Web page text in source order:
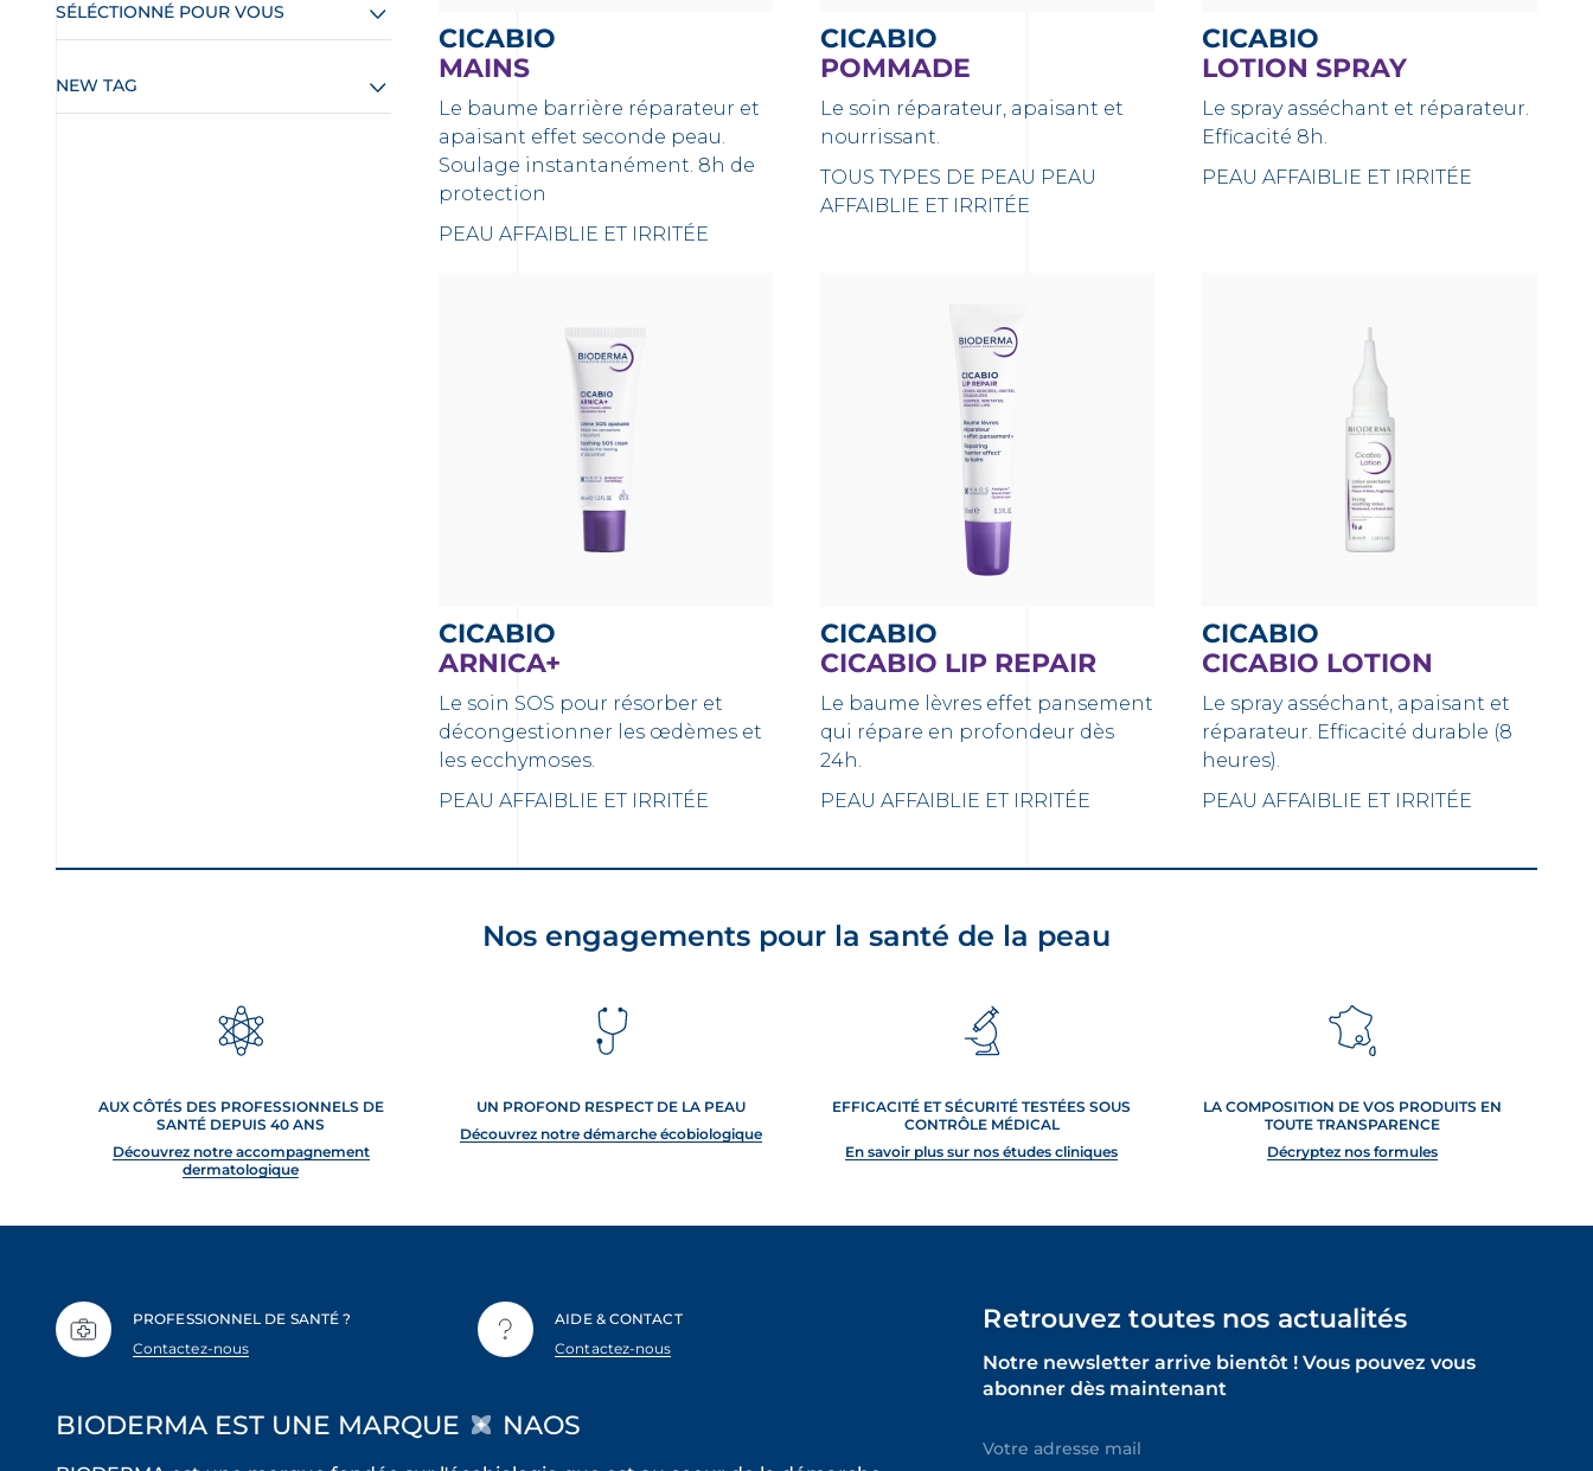
SÉLÉCTIONNÉ POUR VOUS
NEW TAG
CICABIO
MAINS
Le baume barrière réparateur et
apaisant effet seconde peau.
Soulage instantanément. 8h de
protection
PEAU AFFAIBLIE ET IRRITÉE
CICABIO
POMMADE
Le soin réparateur, apaisant et
nourrissant.
TOUS TYPES DE PEAU PEAU
AFFAIBLIE ET IRRITÉE
CICABIO
LOTION SPRAY
Le spray asséchant et réparateur.
Efficacité 8h.
PEAU AFFAIBLIE ET IRRITÉE
CICABIO
ARNICA+
Le soin SOS pour résorber et
décongestionner les œdèmes et
les ecchymoses.
PEAU AFFAIBLIE ET IRRITÉE
CICABIO
CICABIO LIP REPAIR
Le baume lèvres effet pansement
qui répare en profondeur dès
24h.
PEAU AFFAIBLIE ET IRRITÉE
CICABIO
CICABIO LOTION
Le spray asséchant, apaisant et
réparateur. Efficacité durable (8
heures).
PEAU AFFAIBLIE ET IRRITÉE
Nos engagements pour la santé de la peau
AUX CÔTÉS DES PROFESSIONNELS DE
SANTÉ DEPUIS 40 ANS
Découvrez notre accompagnement
dermatologique
UN PROFOND RESPECT DE LA PEAU
Découvrez notre démarche écobiologique
EFFICACITÉ ET SÉCURITÉ TESTÉES SOUS
CONTRÔLE MÉDICAL
En savoir plus sur nos études cliniques
LA COMPOSITION DE VOS PRODUITS EN
TOUTE TRANSPARENCE
Décryptez nos formules
PROFESSIONNEL DE SANTÉ ?
Contactez-nous
AIDE & CONTACT
Contactez-nous
Retrouvez toutes nos actualités
Notre newsletter arrive bientôt ! Vous pouvez vous
abonner dès maintenant
BIODERMA EST UNE MARQUE NAOS